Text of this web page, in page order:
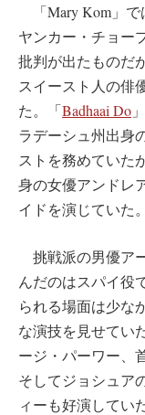
「Mary Kom」で
ヤンカー・チョー
批判が出たものだ
スイースト人の俳
た。「Badhaai Do
ラデーシュ州出身
ストを務めていた
身の女優アンドレ
イドを演じていた。
挑戦派の男優ア
んだのはスパイ役
られる場面は少な
な演技を見せてい
ージ・パーワー、
そしてジョシュア
ィーも好演していた